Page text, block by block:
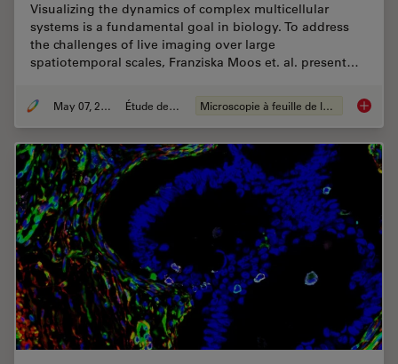
Visualizing the dynamics of complex multicellular
systems is a fundamental goal in biology. To address
the challenges of live imaging over large
spatiotemporal scales, Franziska Moos et. al. present…
May 07, 2024 Étude de cas Microscopie à feuille de lumière Dual-